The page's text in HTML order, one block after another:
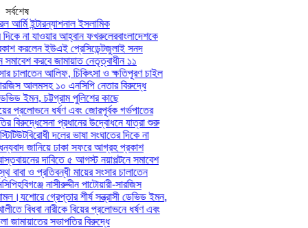
সর্বশেষ
ইন্টারন্যাশনাল ইসলামিক
না যাওয়ার আহ্বান ফখরুলেরবাংলাদেশকে
করলেন ইউএই প্রেসিডেন্টজুলাই সনদ
করবে জামায়াত নেতৃত্বাধীন ১১
চালাতেন আলিফ, চিকিৎসা ও ক্ষতিপূরণ চাইল
আলমসহ ১০ এনসিপি নেতার বিরুদ্ধে
ইমন, চট্টগ্রাম পুলিশের কাছে
প্রলোভনে ধর্ষণ এবং জোরপূর্বক গর্ভপাতের
বিরুদ্ধেসেনা প্রধানের উদ্বোধনে যাত্রা শুরু
বিরোধী দলের ভাষা সংঘাতের দিকে না
জানিয়ে ঢাকা সফরে আগ্রহ প্রকাশ
দাবিতে ৫ আগস্ট নয়াপল্টনে সমাবেশ
ও প্রতিবন্ধী মায়ের সংসার চালাতেন
হবিগঞ্জে নাসীরুদ্দীন পাটোয়ারী-সারজিস
যশোরে গ্রেপ্তার শীর্ষ সন্ত্রাসী ডেভিড ইমন,
বিধবা নারীকে বিয়ের প্রলোভনে ধর্ষণ এবং
সভাপতির বিরুদ্ধে